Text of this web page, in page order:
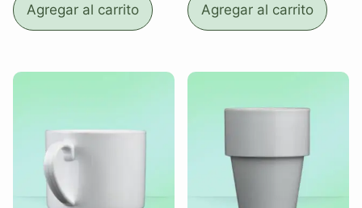
Agregar al carrito Agregar al carrito